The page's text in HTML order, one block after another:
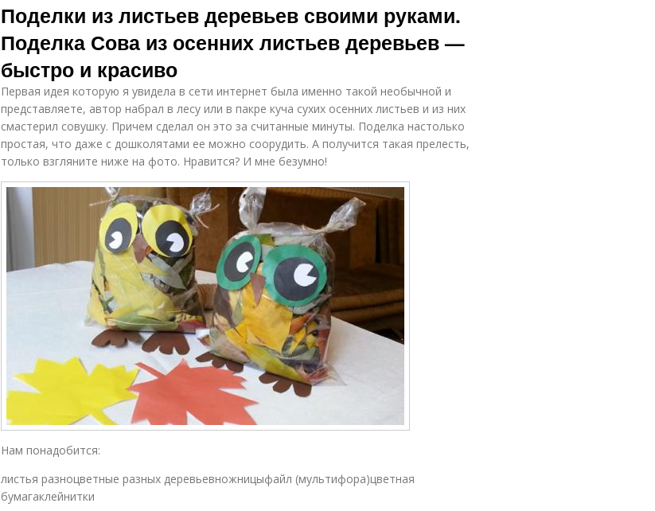
Поделки из листьев деревьев своими руками.
Поделка Сова из осенних листьев деревьев —
быстро и красиво
Первая идея которую я увидела в сети интернет была именно такой необычной и
представляете, автор набрал в лесу или в пакре куча сухих осенних листьев и из них
смастерил совушку. Причем сделал он это за считанные минуты. Поделка настолько
простая, что даже с дошколятами ее можно соорудить. А получится такая прелесть,
только взгляните ниже на фото. Нравится? И мне безумно!
Нам понадобится:
листья разноцветные разных деревьевножницыфайл (мультифора)цветная
бумагаклейнитки